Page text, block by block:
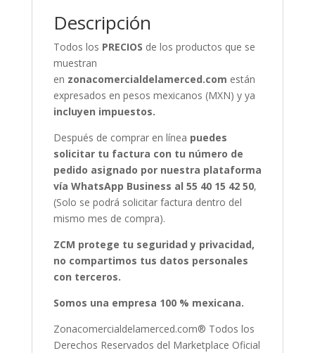
Descripción
Todos los PRECIOS de los productos que se
muestran
en zonacomercialdelamerced.com están
expresados en pesos mexicanos (MXN) y ya
incluyen impuestos.
Después de comprar en línea puedes
solicitar tu factura con tu número de
pedido asignado por nuestra plataforma
vía WhatsApp Business al 55 40 15 42 50,
(Solo se podrá solicitar factura dentro del
mismo mes de compra).
ZCM protege tu seguridad y privacidad,
no compartimos tus datos personales
con terceros.
Somos una empresa 100 % mexicana.
Zonacomercialdelamerced.com® Todos los
Derechos Reservados del Marketplace Oficial